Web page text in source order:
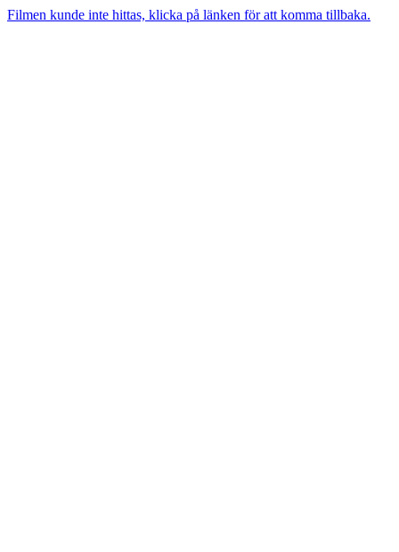
Filmen kunde inte hittas, klicka på länken för att komma tillbaka.